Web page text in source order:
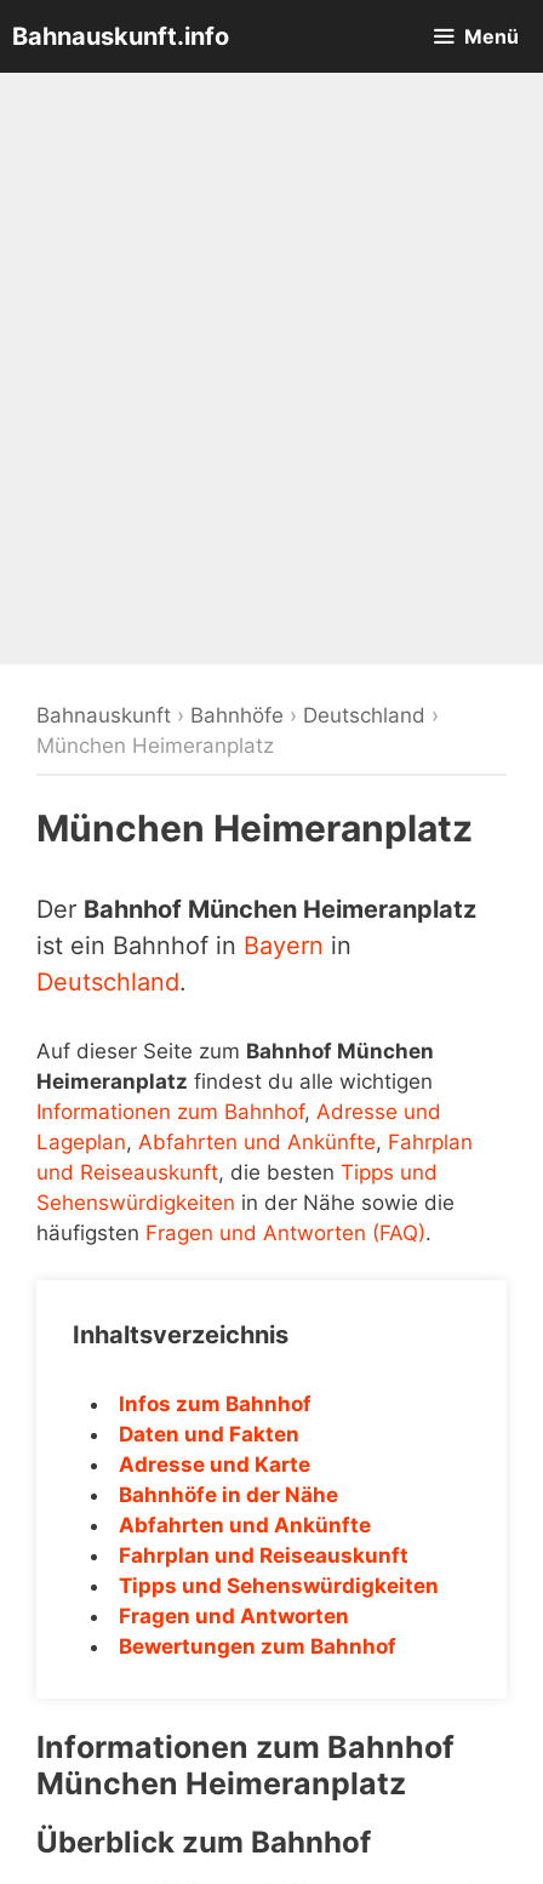
Inhalt
springen
Bahnauskunft.info Menü
Bahnauskunft › Bahnhöfe › Deutschland ›
München Heimeranplatz
München Heimeranplatz
Der Bahnhof München Heimeranplatz
ist ein Bahnhof in Bayern in
Deutschland.
Auf dieser Seite zum Bahnhof München
Heimeranplatz findest du alle wichtigen
Informationen zum Bahnhof, Adresse und
Lageplan, Abfahrten und Ankünfte, Fahrplan
und Reiseauskunft, die besten Tipps und
Sehenswürdigkeiten in der Nähe sowie die
häufigsten Fragen und Antworten (FAQ).
Inhaltsverzeichnis
Infos zum Bahnhof
Daten und Fakten
Adresse und Karte
Bahnhöfe in der Nähe
Abfahrten und Ankünfte
Fahrplan und Reiseauskunft
Tipps und Sehenswürdigkeiten
Fragen und Antworten
Bewertungen zum Bahnhof
Informationen zum Bahnhof
München Heimeranplatz
Überblick zum Bahnhof